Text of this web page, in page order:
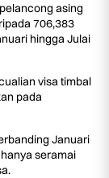
asing
706,383
hingga Julai
visa timbal
pada
Januari
seramai